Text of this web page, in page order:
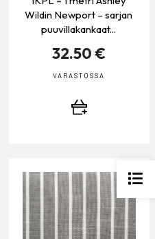
Wildin Newport – sarjan
puuvillakankaat...
32.50 €
VARASTOSSA